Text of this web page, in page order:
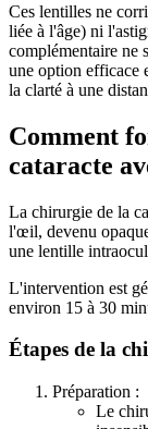
Ces lentilles ne
liée à l'âge) ni
complémentaire ne
une option efficace
la clarté à une
Comment
cataracte
La chirurgie de la
l'œil, devenu
une lentille
L'intervention est
environ 15 à 30
Étapes de la
Préparation :
Le